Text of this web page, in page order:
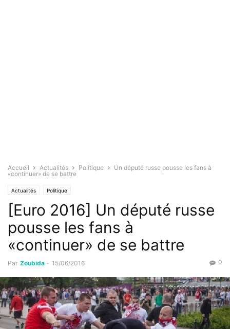
Accueil Actualités Politique
Un député russe pousse les fans à
«continuer» de se battre
Actualités Politique
[Euro 2016] Un député russe
pousse les fans à
«continuer» de se battre
Par Zoubida - 15/06/2016 0